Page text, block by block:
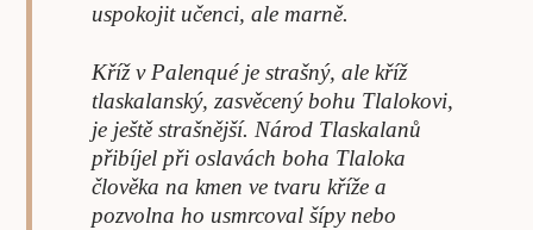
uspokojit učenci, ale marně.
Kříž v Palenqué je strašný, ale kříž
tlaskalanský, zasvěcený bohu Tlalokovi,
je ještě strašnější. Národ Tlaskalanů
přibíjel při oslavách boha Tlaloka
člověka na kmen ve tvaru kříže a
pozvolna ho usmrcoval šípy nebo